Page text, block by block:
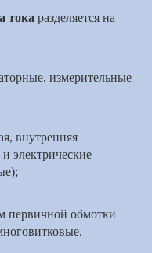
тока разделяется на
измерительные
внутренняя
электрические
первичной обмотки